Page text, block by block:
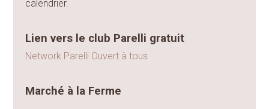
calendrier.
Lien vers le club Parelli gratuit
Network Parelli Ouvert à tous
Marché à la Ferme